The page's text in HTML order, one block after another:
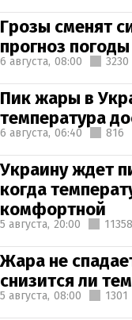
Грозы сменят
прогноз
6 августа, 08:00 3230
Пик жары в
температура
6 августа, 06:40 816
Украину ждет
когда
комфортной
5 августа, 20:00 11358
Жара не
снизится ли
5 августа, 08:00 1301